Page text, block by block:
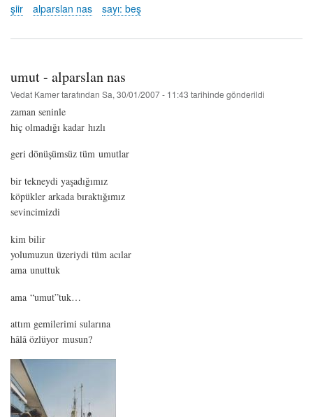
alparslan
hakkında
şiir alparslan nas sayı: beş
umut - alparslan nas
Vedat Kamertarafından Sa, 30/01/2007 - 11:43 tarihinde gönderildi
zaman seninle
hiç olmadığı kadar hızlı
geri dönüşümsüz tüm umutlar
bir tekneydi yaşadığımız
köpükler arkada bıraktığımız
sevincimizdi
kim bilir
yolumuzun üzeriydi tüm acılar
ama unuttuk
ama “umut”tuk…
attım gemilerimi sularına
hâlâ özlüyor musun?